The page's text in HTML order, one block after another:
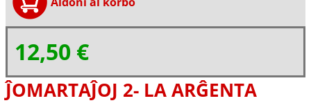
12,50 €
ĴOMARTAĴOJ 2- LA ARĜENTA